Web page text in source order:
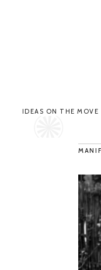
IDEAS ON THE MOVE